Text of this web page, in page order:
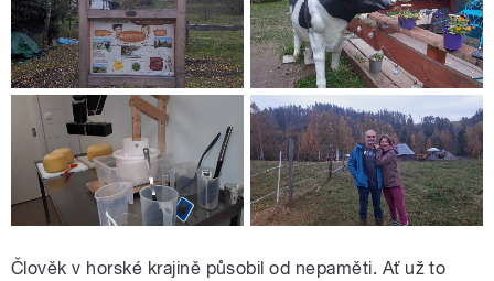
Člověk v horské krajině působil od nepaměti. Ať už to